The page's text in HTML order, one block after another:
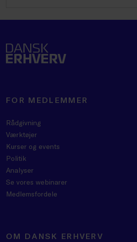
FOR MEDLEMMER
Rådgivning
Værktøjer
Kurser og events
Politik
Analyser
Se vores webinarer
Medlemsfordele
OM DANSK ERHVERV